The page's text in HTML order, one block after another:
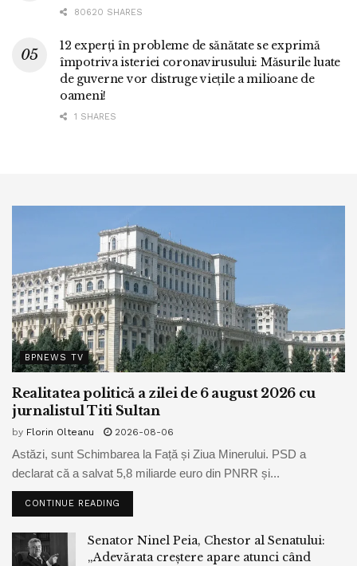
80620 SHARES
12 experți în probleme de sănătate se exprimă
împotriva isteriei coronavirusului: Măsurile luate
de guverne vor distruge viețile a milioane de
oameni!
1 SHARES
BPNEWS TV
Realitatea politică a zilei de 6 august 2026 cu
jurnalistul Titi Sultan
by Florin Olteanu 2026-08-06
Astăzi, sunt Schimbarea la Față și Ziua Minerului. PSD a
declarat că a salvat 5,8 miliarde euro din PNRR și...
CONTINUE READING
Senator Ninel Peia, Chestor al Senatului:
„Adevărata creștere apare atunci când